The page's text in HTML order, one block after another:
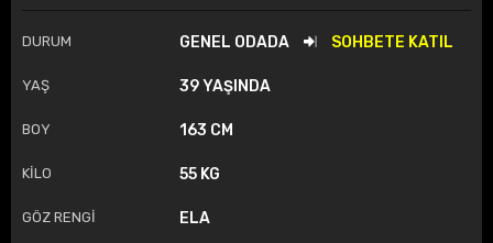
DURUM GENEL ODADA SOHBETE KATIL
YAŞ 39 YAŞINDA
BOY 163 CM
KİLO 55 KG
GÖZ RENGİ ELA